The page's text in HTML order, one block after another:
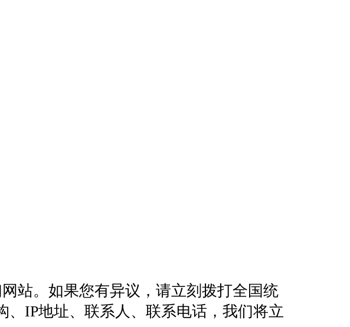
站。如果您有异议，请立刻拨打全国统
、IP地址、联系人、联系电话，我们将立